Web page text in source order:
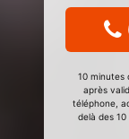
10 minutes
après
téléphone,
delà des